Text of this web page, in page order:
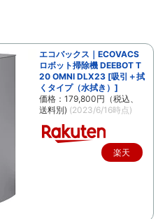
エコバックス｜ECOVACS
ロボット掃除機 DEEBOT T
20 OMNI DLX23 [吸引＋拭
くタイプ（水拭き）]
価格：179,800円（税込、
送料別) (2023/6/16時点)
楽天